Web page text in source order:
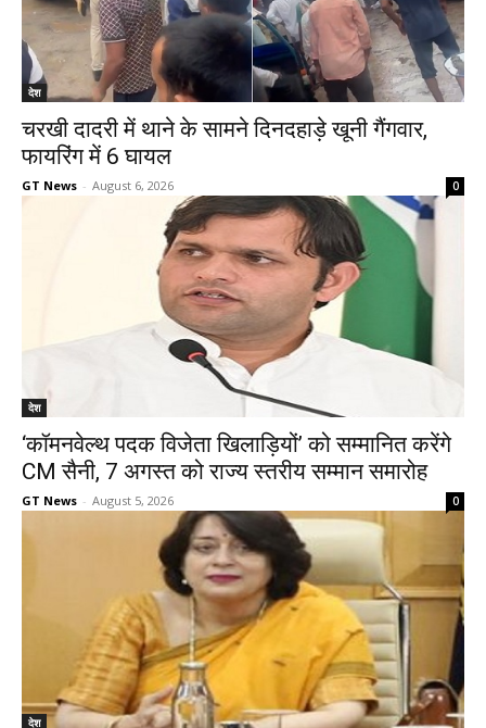
देश
चरखी दादरी में थाने के सामने दिनदहाड़े खूनी गैंगवार,
फायरिंग में 6 घायल
GT News - August 6, 2026 0
देश
‘कॉमनवेल्थ पदक विजेता खिलाड़ियों’ को सम्मानित करेंगे
CM सैनी, 7 अगस्त को राज्य स्तरीय सम्मान समारोह
GT News - August 5, 2026 0
देश